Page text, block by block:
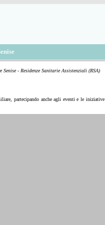
- Residenze Sanitarie Assistenziali (RSA)
partecipando anche agli eventi e le iniziative